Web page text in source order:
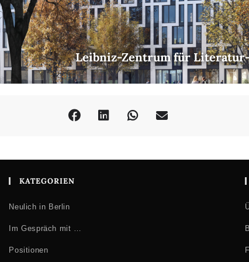
in den Computational Literary Studies
Theory und die Algorithmisierung der Hermeneutik
Leibniz-Zentrum für
KATEGORIEN
Neulich in Berlin
Im Gespräch mit …
Positionen